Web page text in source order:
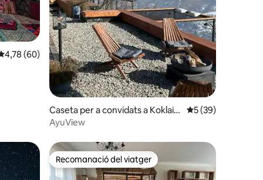
de puntuació mitjana d'un total de 5; 60 avaluacions
4,78 (60)
Caseta per a convidats a Koklais
ay
5 de puntuació
5 (39)
AyuView
Recomanació del viatger
Recomanació del viatger